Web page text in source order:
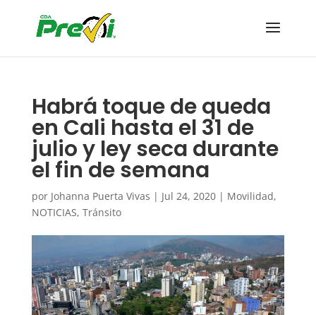
Habrá toque de queda
en Cali hasta el 31 de
julio y ley seca durante
el fin de semana
por Johanna Puerta Vivas | Jul 24, 2020| Movilidad,
NOTICIAS, Tránsito